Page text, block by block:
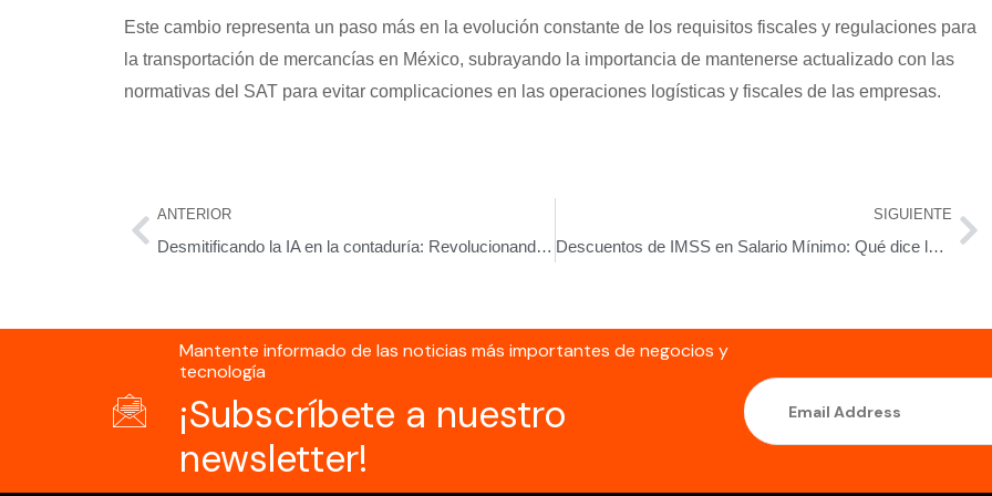
Este cambio representa un paso más en la evolución constante de los requisitos fiscales y regulaciones para
la transportación de mercancías en México, subrayando la importancia de mantenerse actualizado con las
normativas del SAT para evitar complicaciones en las operaciones logísticas y fiscales de las empresas.
ANTERIOR
Desmitificando la IA en la contaduría: Revolucionando el análisis financiero
SIGUIENTE
Descuentos de IMSS en Salario Mínimo: Qué dice la Ley en México
Mantente informado de las noticias más importantes de negocios y
tecnología
¡Subscríbete a nuestro
newsletter!